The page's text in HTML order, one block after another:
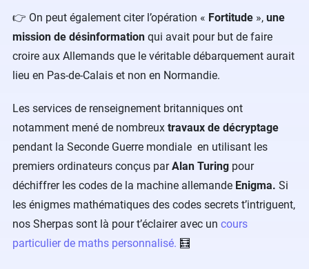
👉 On peut également citer l’opération « Fortitude », une
mission de désinformation qui avait pour but de faire
croire aux Allemands que le véritable débarquement aurait
lieu en Pas-de-Calais et non en Normandie.
Les services de renseignement britanniques ont
notamment mené de nombreux travaux de décryptage
pendant la Seconde Guerre mondiale en utilisant les
premiers ordinateurs conçus parAlan Turing pour
déchiffrer les codes de la machine allemande Enigma. Si
les énigmes mathématiques des codes secrets t’intriguent,
nos Sherpas sont là pour t’éclairer avec un cours
particulier de maths personnalisé. 🧮